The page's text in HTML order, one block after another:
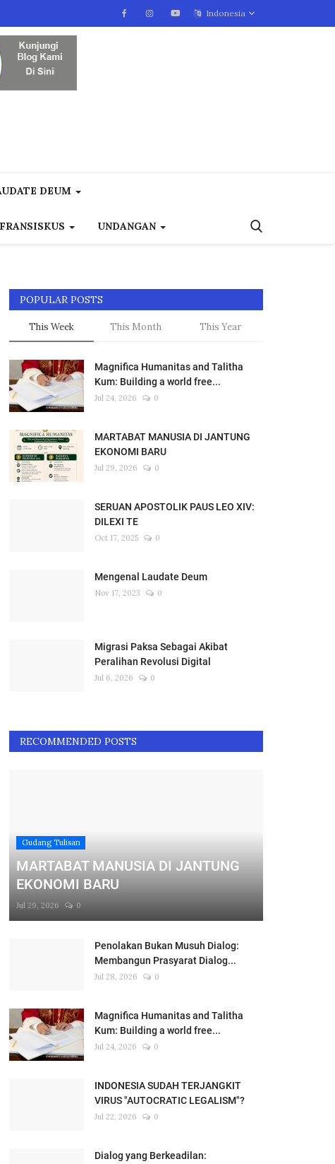
Indonesia
DEUM
UNDANGAN
POPULAR POSTS
This Week This Month This Year
Magnifica Humanitas and Talitha
Kum: Building a world free...
Jul 24, 2026 0
MARTABAT MANUSIA DI JANTUNG
EKONOMI BARU
Jul 29, 2026 0
SERUAN APOSTOLIK PAUS LEO XIV:
DILEXI TE
Oct 17, 2025 0
Mengenal Laudate Deum
Nov 17, 2023 0
Migrasi Paksa Sebagai Akibat
Peralihan Revolusi Digital
Jul 6, 2026 0
RECOMMENDED POSTS
Gudang Tulisan
MARTABAT MANUSIA DI JANTUNG
EKONOMI BARU
Jul 29, 2026 0
Penolakan Bukan Musuh Dialog:
Membangun Prasyarat Dialog...
Jul 28, 2026 0
Magnifica Humanitas and Talitha
Kum: Building a world free...
Jul 24, 2026 0
INDONESIA SUDAH TERJANGKIT
VIRUS "AUTOCRATIC LEGALISM"?
Jul 22, 2026 0
Dialog yang Berkeadilan: